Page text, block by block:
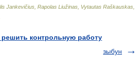
Jankevičius, Rapolas Liužinas, Vytautas Raškauskas,
контрольную работу
зыбун